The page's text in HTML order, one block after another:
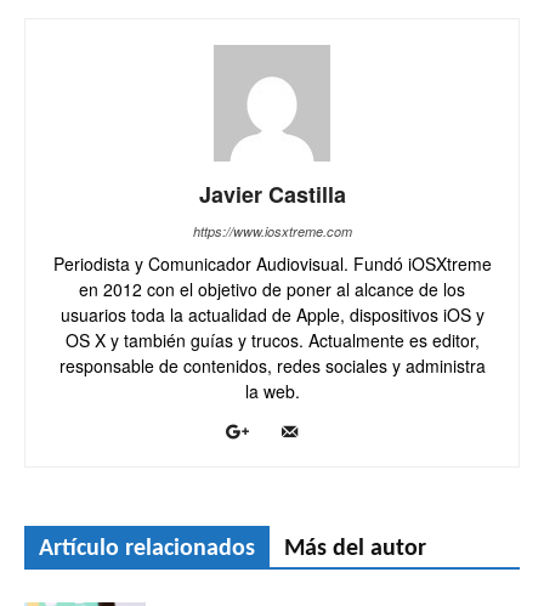
Javier Castilla
https://www.iosxtreme.com
Periodista y Comunicador Audiovisual. Fundó iOSXtreme
en 2012 con el objetivo de poner al alcance de los
usuarios toda la actualidad de Apple, dispositivos iOS y
OS X y también guías y trucos. Actualmente es editor,
responsable de contenidos, redes sociales y administra
la web.
Artículo relacionados Más del autor